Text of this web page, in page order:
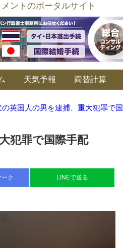
ントのポータルサイト
天気予報 両替計算
英国人の男を逮捕、重大犯罪で国
犯罪で国際手配
ク LINEで送る